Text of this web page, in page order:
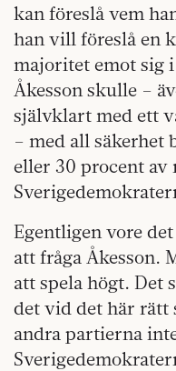
kan föreslå vem
han vill föreslå en
majoritet emot sig
Åkesson skulle –
självklart med ett
– med all säkerhet
eller 30 procent av
Egentligen vore
att fråga Åkesson.
att spela högt. Det
det vid det här
andra partierna